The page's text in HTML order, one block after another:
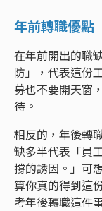
年前轉職優點
在年前開出的職
防」，代表這份
募也不要開天窗
待。
相反的，年後轉
缺多半代表「員
撐的誘因。」可
算你真的得到這
考年後轉職這件